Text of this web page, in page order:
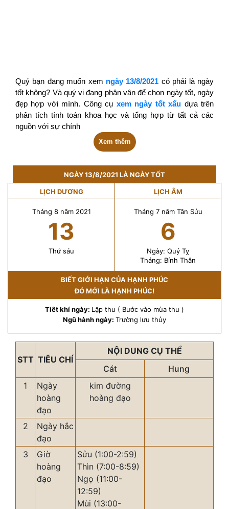
Quý bạn đang muốn xem ngày 13/8/2021 có phải là ngày
tốt không? Và quý vị đang phân vân để chọn ngày tốt, ngày
đẹp hợp với mình. Công cụ xem ngày tốt xấu dựa trên
phân tích tính toán khoa học và tổng hợp từ tất cả các
nguồn với sự chính
Xem thêm
NGÀY 13/8/2021 LÀ NGÀY TỐT
LỊCH DƯƠNG LỊCH ÂM
Tháng 8 năm 2021
13
Thứ sáu
Tháng 7 năm Tân Sửu
6
Ngày: Quý Tỵ
Tháng: Bính Thân
BIẾT GIỚI HẠN CỦA HẠNH PHÚC
ĐÓ MỚI LÀ HẠNH PHÚC!
Tiêt khí ngày: Lập thu ( Bước vào mùa thu )
Ngũ hành ngày: Trường lưu thủy
STT TIÊU CHÍ
NỘI DUNG CỤ THỂ
Cát
Hung
1
Ngày
hoàng
đạo
kim đường
hoàng đạo
2
Ngày hắc
đạo
3
Giờ
hoàng
đạo
Sửu (1:00-2:59)
Thìn (7:00-8:59)
Ngọ (11:00-
12:59)
Mùi (13:00-